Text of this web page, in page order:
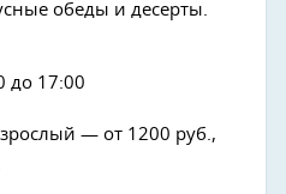
обеды и десерты.
до 17:00
— от 1200 руб.,